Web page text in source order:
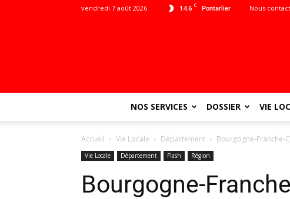
14.6 C Pontarlier
vendredi 7 août 2026 Nous
NOS SERVICES DOSSIER VIE
Accueil Vie Locale Département Bourgogne-Franche-
Vie Locale Département Flash Région
Bourgogne-